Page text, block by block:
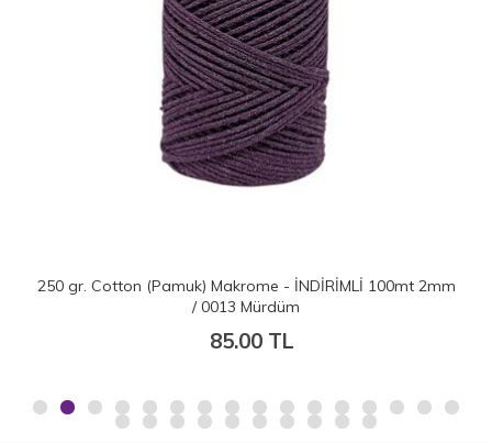
250 gr. Cotton (Pamuk) Makrome - İNDİRİMLİ 100mt 2mm
/ 0013 Mürdüm
85.00 TL